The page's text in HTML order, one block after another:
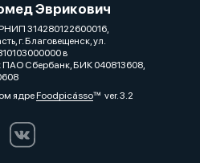
Эврикович
314280122600016,
г. Благовещенск, ул.
в
ПАО Сбербанк, БИК 040813608,
ядреFoodpicássover. 3.2